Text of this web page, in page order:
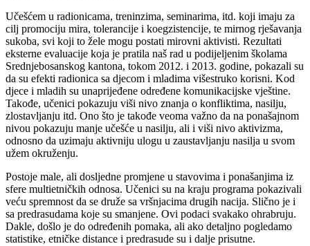
Učešćem u radionicama, treninzima, seminarima, itd. koji imaju za
cilj promociju mira, tolerancije i koegzistencije, te mirnog rješavanja
sukoba, svi koji to žele mogu postati mirovni aktivisti. Rezultati
eksterne evaluacije koja je pratila naš rad u podijeljenim školama
Srednjebosanskog kantona, tokom 2012. i 2013. godine, pokazali su
da su efekti radionica sa djecom i mladima višestruko korisni. Kod
djece i mladih su unaprijeđene određene komunikacijske vještine.
Takođe, učenici pokazuju viši nivo znanja o konfliktima, nasilju,
zlostavljanju itd. Ono što je takođe veoma važno da na ponašajnom
nivou pokazuju manje učešće u nasilju, ali i viši nivo aktivizma,
odnosno da uzimaju aktivniju ulogu u zaustavljanju nasilja u svom
užem okruženju.
Postoje male, ali dosljedne promjene u stavovima i ponašanjima iz
sfere multietničkih odnosa. Učenici su na kraju programa pokazivali
veću spremnost da se druže sa vršnjacima drugih nacija. Slično je i
sa predrasudama koje su smanjene. Ovi podaci svakako ohrabruju.
Dakle, došlo je do određenih pomaka, ali ako detaljno pogledamo
statistike, etničke distance i predrasude su i dalje prisutne.